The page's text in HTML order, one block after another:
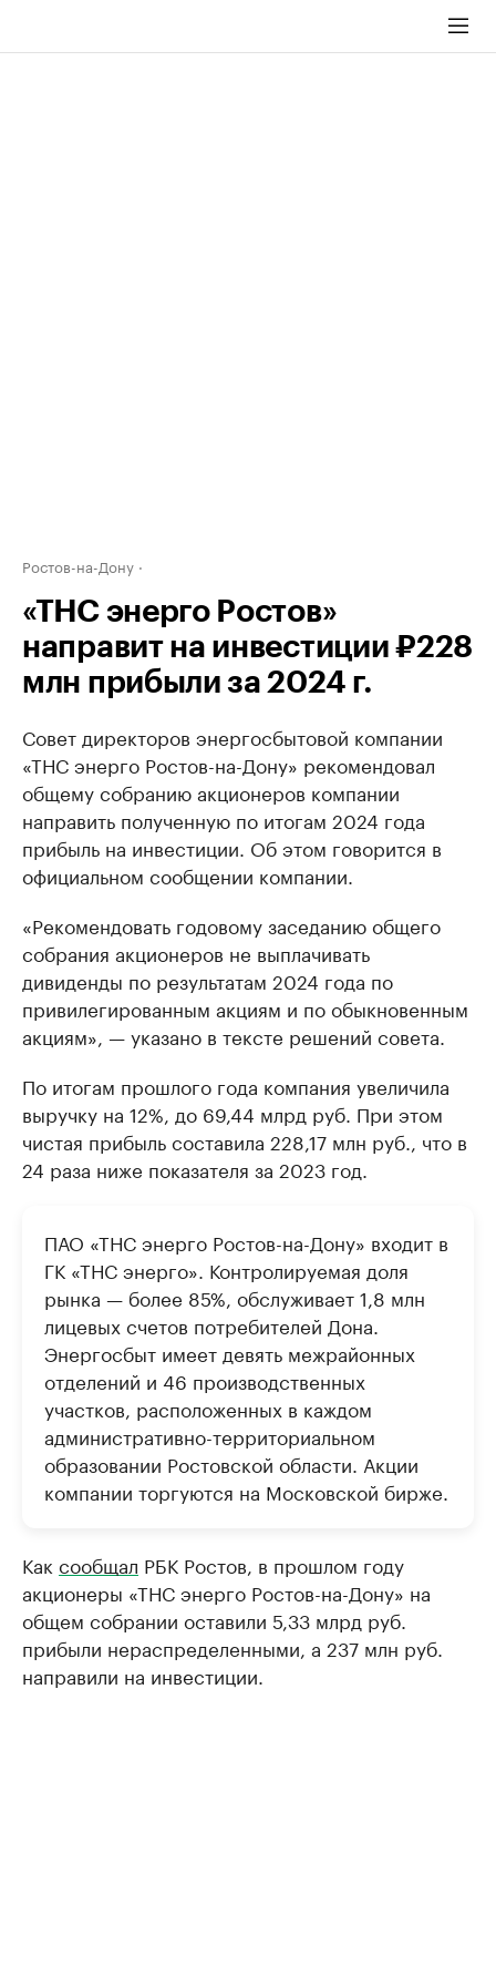
Ростов-на-Дону
«ТНС энерго Ростов»
направит на инвестиции ₽228
млн прибыли за 2024 г.
Совет директоров энергосбытовой компании
«ТНС энерго Ростов-на-Дону» рекомендовал
общему собранию акционеров компании
направить полученную по итогам 2024 года
прибыль на инвестиции. Об этом говорится в
официальном сообщении компании.
«Рекомендовать годовому заседанию общего
собрания акционеров не выплачивать
дивиденды по результатам 2024 года по
привилегированным акциям и по обыкновенным
акциям», — указано в тексте решений совета.
По итогам прошлого года компания увеличила
выручку на 12%, до 69,44 млрд руб. При этом
чистая прибыль составила 228,17 млн руб., что в
24 раза ниже показателя за 2023 год.
ПАО «ТНС энерго Ростов-на-Дону» входит в
ГК «ТНС энерго». Контролируемая доля
рынка — более 85%, обслуживает 1,8 млн
лицевых счетов потребителей Дона.
Энергосбыт имеет девять межрайонных
отделений и 46 производственных
участков, расположенных в каждом
административно-территориальном
образовании Ростовской области. Акции
компании торгуются на Московской бирже.
Как сообщал РБК Ростов, в прошлом году
акционеры «ТНС энерго Ростов-на-Дону» на
общем собрании оставили 5,33 млрд руб.
прибыли нераспределенными, а 237 млн руб.
направили на инвестиции.